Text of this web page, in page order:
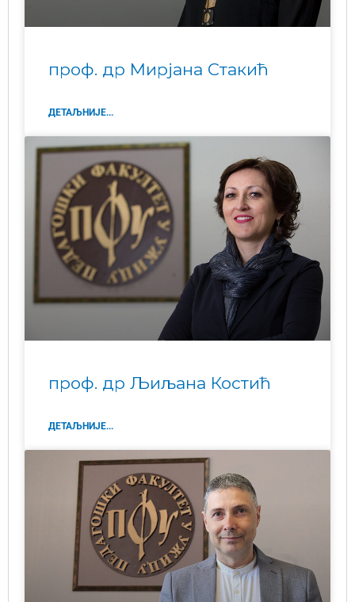
проф. др Мирјана Стакић
ДЕТАЉНИЈЕ...
проф. др Љиљана Костић
ДЕТАЉНИЈЕ...